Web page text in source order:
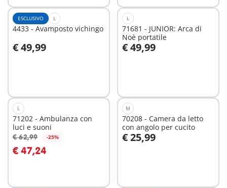
ESCLUSIVO L
4433 - Avamposto vichingo
€ 49,99
Aggiungi al carrello
L
71681 - JUNIOR: Arca di
Noè portatile
€ 49,99
Aggiungi al carrello
L
71202 - Ambulanza con
luci e suoni
€ 62,99 -25%
€ 47,24
Aggiungi al carrello
M
70208 - Camera da letto
con angolo per cucito
€ 25,99
Aggiungi al carrello